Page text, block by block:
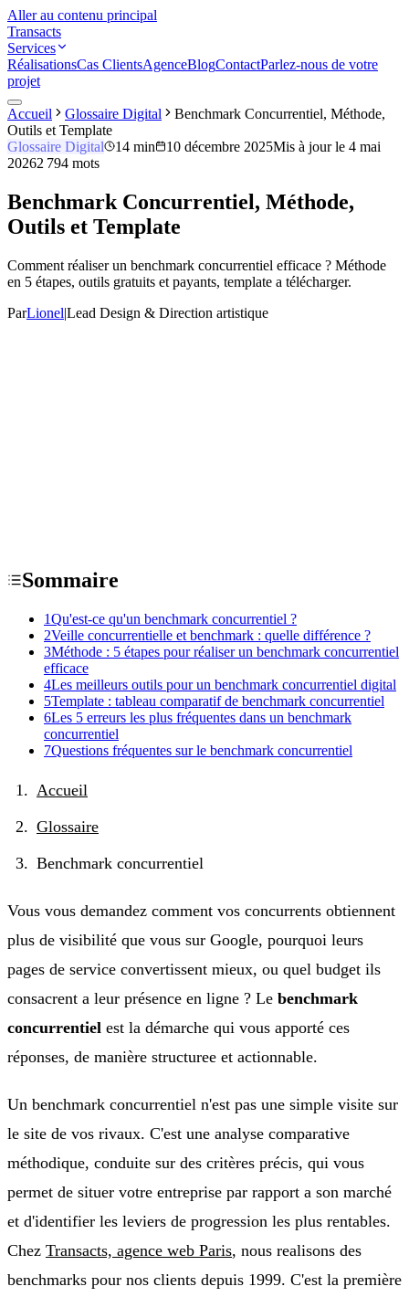
Aller au contenu principal
Transacts
Services
RéalisationsCas ClientsAgenceBlogContactParlez-nous de votre
projet
Accueil Glossaire Digital
Benchmark Concurrentiel, Méthode,
Outils et Template
Glossaire Digital
14 min 10 décembre 2025Mis à jour le 4 mai
20262 794 mots
Benchmark Concurrentiel, Méthode,
Outils et Template
Comment réaliser un benchmark concurrentiel efficace ? Méthode
en 5 étapes, outils gratuits et payants, template a télécharger.
ParLionel|Lead Design & Direction artistique
Sommaire
1Qu'est-ce qu'un benchmark concurrentiel ?
2Veille concurrentielle et benchmark : quelle différence ?
3Méthode : 5 étapes pour réaliser un benchmark concurrentiel
efficace
4Les meilleurs outils pour un benchmark concurrentiel digital
5Template : tableau comparatif de benchmark concurrentiel
6Les 5 erreurs les plus fréquentes dans un benchmark
concurrentiel
7Questions fréquentes sur le benchmark concurrentiel
Accueil
Glossaire
Benchmark concurrentiel
Vous vous demandez comment vos concurrents obtiennent
plus de visibilité que vous sur Google, pourquoi leurs
pages de service convertissent mieux, ou quel budget ils
consacrent a leur présence en ligne ? Le benchmark
concurrentiel est la démarche qui vous apporté ces
réponses, de manière structuree et actionnable.
Un benchmark concurrentiel n'est pas une simple visite sur
le site de vos rivaux. C'est une analyse comparative
méthodique, conduite sur des critères précis, qui vous
permet de situer votre entreprise par rapport a son marché
et d'identifier les leviers de progression les plus rentables.
Chez Transacts, agence web Paris, nous realisons des
benchmarks pour nos clients depuis 1999. C'est la première